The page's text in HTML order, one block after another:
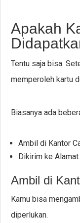
Apakah
Tentu saja bisa.
memperoleh kartu
Biasanya ada
Ambil di Kantor
Dikirim ke Alamat
Ambil di
Kamu bisa
diperlukan.